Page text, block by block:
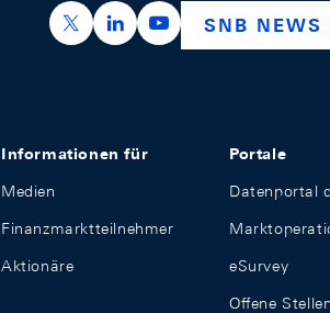
https://x.com/snb_bns
https://ch.linkedin.com/
https://SNB NEWS
Informationen für
Medien
Finanzmarktteilnehmer
Aktionäre
Portale
Datenportal
eSurvey
Offene Stellen